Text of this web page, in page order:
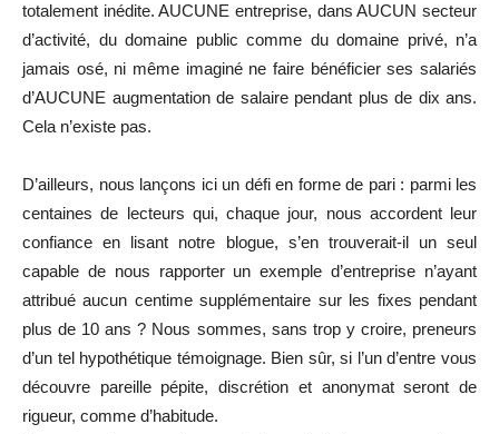
totalement inédite. AUCUNE entreprise, dans AUCUN secteur
d’activité, du domaine public comme du domaine privé, n’a
jamais osé, ni même imaginé ne faire bénéficier ses salariés
d’AUCUNE augmentation de salaire pendant plus de dix ans.
Cela n’existe pas.
D’ailleurs, nous lançons ici un défi en forme de pari : parmi les
centaines de lecteurs qui, chaque jour, nous accordent leur
confiance en lisant notre blogue, s’en trouverait-il un seul
capable de nous rapporter un exemple d’entreprise n’ayant
attribué aucun centime supplémentaire sur les fixes pendant
plus de 10 ans ? Nous sommes, sans trop y croire, preneurs
d’un tel hypothétique témoignage. Bien sûr, si l’un d’entre vous
découvre pareille pépite, discrétion et anonymat seront de
rigueur, comme d’habitude.